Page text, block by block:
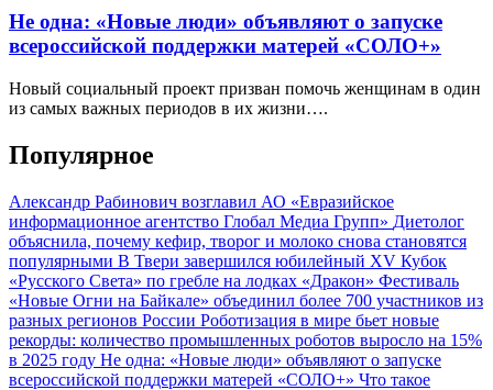
Не одна: «Новые люди» объявляют о запуске
всероссийской поддержки матерей «СОЛО+»
Новый социальный проект призван помочь женщинам в один
из самых важных периодов в их жизни….
Популярное
Александр Рабинович возглавил АО «Евразийское
информационное агентство Глобал Медиа Групп» Диетолог
объяснила, почему кефир, творог и молоко снова становятся
популярными В Твери завершился юбилейный XV Кубок
«Русского Света» по гребле на лодках «Дракон» Фестиваль
«Новые Огни на Байкале» объединил более 700 участников из
разных регионов России Роботизация в мире бьет новые
рекорды: количество промышленных роботов выросло на 15%
в 2025 году Не одна: «Новые люди» объявляют о запуске
всероссийской поддержки матерей «СОЛО+» Что такое